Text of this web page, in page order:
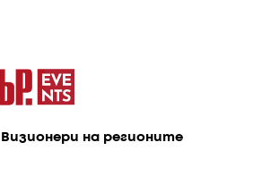
Визионери на регионите